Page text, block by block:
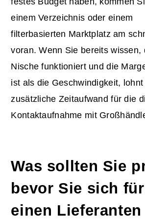
einem Verzeichnis oder einem
filterbasierten Marktplatz am
voran. Wenn Sie bereits wissen,
Nische funktioniert und die
ist als die Geschwindigkeit,
zusätzliche Zeitaufwand für die
Kontaktaufnahme mit
Was sollten Sie
bevor Sie sich für
einen Lieferanten